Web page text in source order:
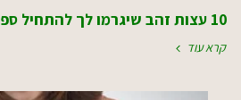
10 עצות זהב שיגרמו לך להתחיל ספורט וגם ולהתמיד בו
קרא עוד